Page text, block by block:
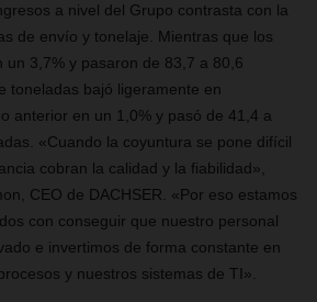
a nivel del Grupo contrasta con la
de envío y tonelaje. Mientras que los
un 3,7% y pasaron de 83,7 a 80,6
toneladas bajó ligeramente en
anterior en un 1,0% y pasó de 41,4 a
«Cuando la coyuntura se pone difícil
cobran la calidad y la fiabilidad»,
CEO de DACHSER. «Por eso estamos
con conseguir que nuestro personal
e invertimos de forma constante en
y nuestros sistemas de TI»